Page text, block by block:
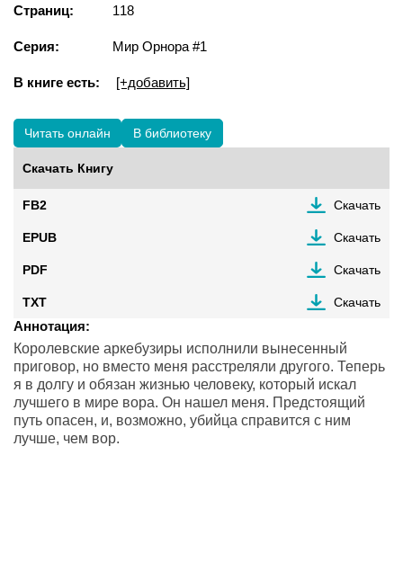
Страниц: 118
Серия: Мир Орнора #1
В книге есть: [+добавить]
Читать онлайн В библиотеку
Скачать Книгу
FB2 Скачать
EPUB Скачать
PDF Скачать
TXT Скачать
Аннотация:
Королевские аркебузиры исполнили вынесенный
приговор, но вместо меня расстреляли другого. Теперь
я в долгу и обязан жизнью человеку, который искал
лучшего в мире вора. Он нашел меня. Предстоящий
путь опасен, и, возможно, убийца справится с ним
лучше, чем вор.